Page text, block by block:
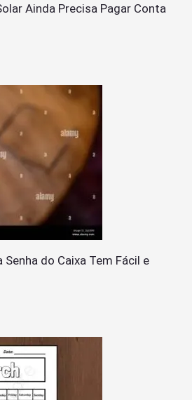
Ainda Precisa Pagar Conta
Senha do Caixa Tem Fácil e